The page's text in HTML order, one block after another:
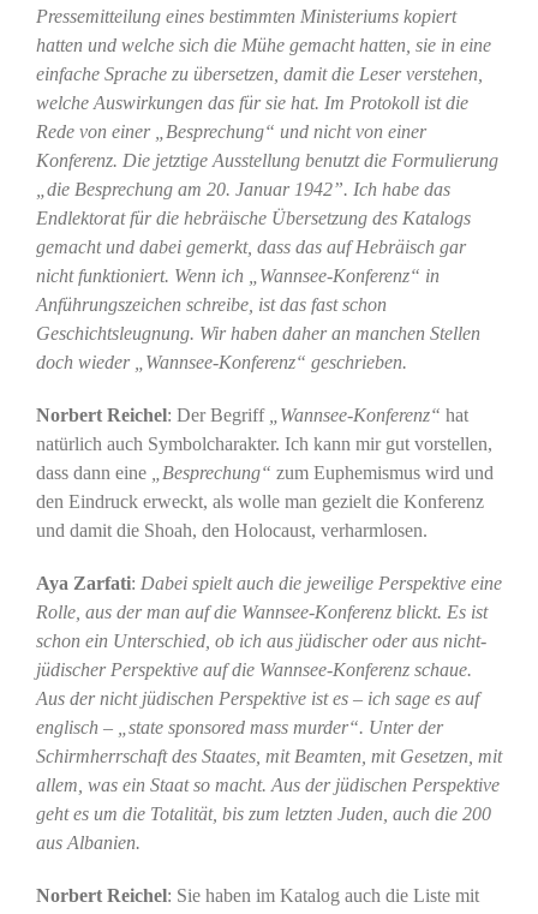
Pressemitteilung eines bestimmten Ministeriums kopiert
hatten und welche sich die Mühe gemacht hatten, sie in eine
einfache Sprache zu übersetzen, damit die Leser verstehen,
welche Auswirkungen das für sie hat. Im Protokoll ist die
Rede von einer „Besprechung“ und nicht von einer
Konferenz. Die jetztige Ausstellung benutzt die Formulierung
„die Besprechung am 20. Januar 1942”. Ich habe das
Endlektorat für die hebräische Übersetzung des Katalogs
gemacht und dabei gemerkt, dass das auf Hebräisch gar
nicht funktioniert. Wenn ich „Wannsee-Konferenz“ in
Anführungszeichen schreibe, ist das fast schon
Geschichtsleugnung. Wir haben daher an manchen Stellen
doch wieder „Wannsee-Konferenz“ geschrieben.
Norbert Reichel: Der Begriff „Wannsee-Konferenz“ hat
natürlich auch Symbolcharakter. Ich kann mir gut vorstellen,
dass dann eine
„Besprechung“ zum Euphemismus wird und
den Eindruck erweckt, als wolle man gezielt die Konferenz
und damit die Shoah, den Holocaust, verharmlosen.
Aya Zarfati: Dabei spielt auch die jeweilige Perspektive eine
Rolle, aus der man auf die Wannsee-Konferenz blickt. Es ist
schon ein Unterschied, ob ich aus jüdischer oder aus nicht-
jüdischer Perspektive auf die Wannsee-Konferenz schaue.
Aus der nicht jüdischen Perspektive ist es – ich sage es auf
englisch – „state sponsored mass murder“. Unter der
Schirmherrschaft des Staates, mit Beamten, mit Gesetzen, mit
allem, was ein Staat so macht. Aus der jüdischen Perspektive
geht es um die Totalität, bis zum letzten Juden, auch die 200
aus Albanien.
Norbert Reichel: Sie haben im Katalog auch die Liste mit